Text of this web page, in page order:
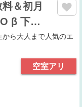
＆初月
β 下…
ら大人まで人気のエ
空室アリ